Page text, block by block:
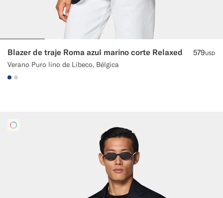
Blazer de traje Roma azul marino corte Relaxed
Verano Puro lino de Libeco, Bélgica
579USD
#1C3D7A
#D7D1C3